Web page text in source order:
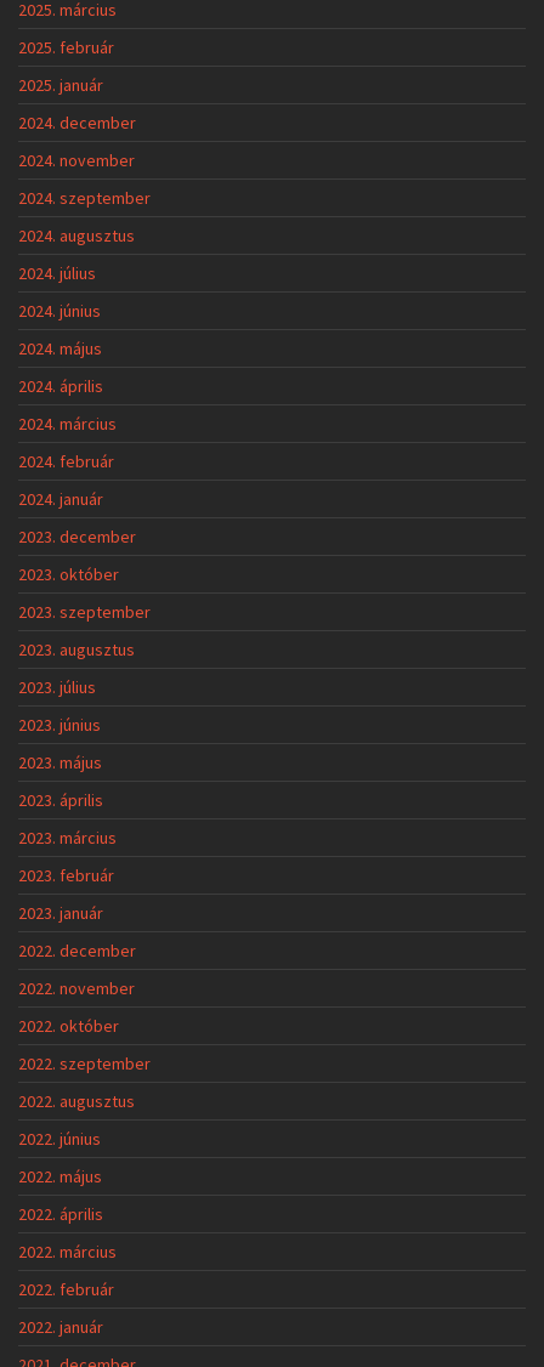
2025. március
2025. február
2025. január
2024. december
2024. november
2024. szeptember
2024. augusztus
2024. július
2024. június
2024. május
2024. április
2024. március
2024. február
2024. január
2023. december
2023. október
2023. szeptember
2023. augusztus
2023. július
2023. június
2023. május
2023. április
2023. március
2023. február
2023. január
2022. december
2022. november
2022. október
2022. szeptember
2022. augusztus
2022. június
2022. május
2022. április
2022. március
2022. február
2022. január